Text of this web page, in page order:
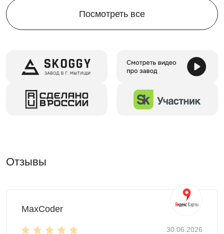
Посмотреть все
Отзывы
MaxCoder
30.06.2026